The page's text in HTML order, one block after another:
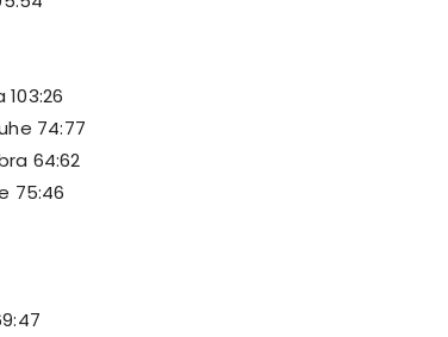
74:77
64:62
75:46